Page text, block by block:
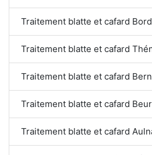
Traitement blatte et cafard
Traitement blatte et cafard
Traitement blatte et cafard
Traitement blatte et cafard
Traitement blatte et cafard